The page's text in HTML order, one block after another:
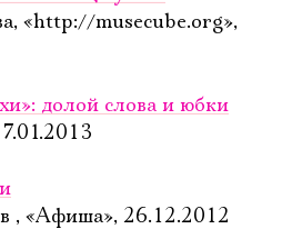
«http://musecube.org»,
долой слова и юбки
, «Афиша», 26.12.2012